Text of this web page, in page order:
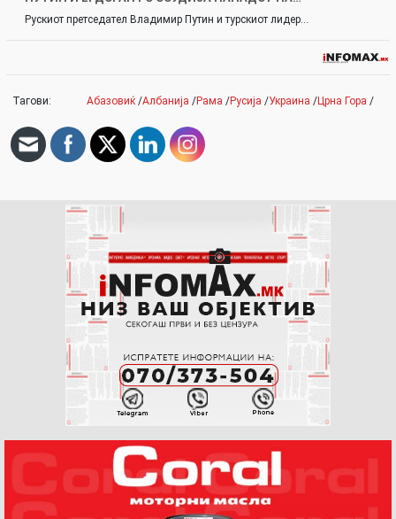
Рускиот претседател Владимир Путин и турскиот лидер…
Тагови: Абазовиќ /Албанија /Рама /Русија /Украина /Црна Гора /